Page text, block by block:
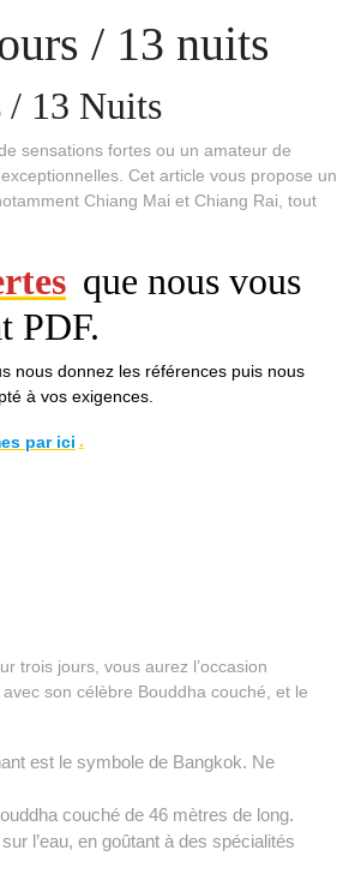
/ 13 nuits
/ 13 Nuits
sensations fortes ou un amateur de
Cet article vous propose un
Chiang Mai et Chiang Rai, tout
que nous vous
PDF.
nous donnez les références puis nous
à vos exigences.
par ici .
trois jours, vous aurez l’occasion
son célèbre Bouddha couché, et le
est le symbole de Bangkok. Ne
couché de 46 mètres de long.
l’eau, en goûtant à des spécialités